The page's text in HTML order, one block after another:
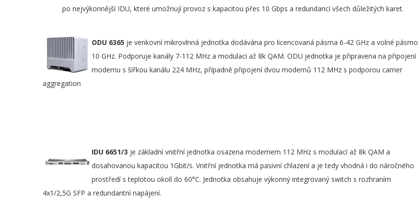
po nejvýkonnější IDU, které umožnují provoz s kapacitou přes 10 Gbps a redundancí všech důležitých karet.
ODU 6365 je venkovní mikrovlnná jednotka dodávána pro licencovaná pásma 6-42 GHz a volné pásmo
10 GHz. Podporuje kanály 7-112 MHz a modulaci až 8k QAM. ODU jednotka je připravena na připojení
modemu s šířkou kanálu 224 MHz, případně připojení dvou modemů 112 MHz s podporou carrier
aggregation
IDU 6651/3 je základní vnitřní jednotka osazena modemem 112 MHz s modulací až 8k QAM a
dosahovanou kapacitou 1Gbit/s. Vnitřní jednotka má pasivní chlazení a je tedy vhodná i do náročného
prostředí s teplotou okolí do 60°C. Jednotka obsahuje výkonný integrovaný switch s rozhraním
4x1/2,5G SFP a redundantní napájení.